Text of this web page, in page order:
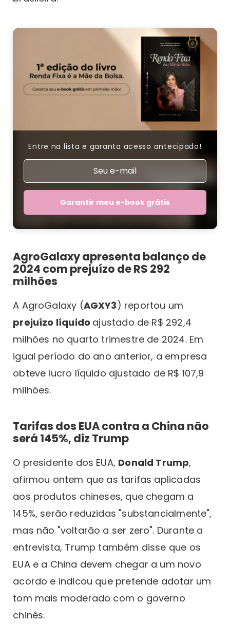
Entre na lista e garanta acesso antecipado!
Garantir meu e-book grátis
AgroGalaxy apresenta balanço de
2024 com prejuízo de R$ 292
milhões
A AgroGalaxy (AGXY3) reportou um
prejuízo líquido ajustado de R$ 292,4
milhões no quarto trimestre de 2024. Em
igual período do ano anterior, a empresa
obteve lucro líquido ajustado de R$ 107,9
milhões.
Tarifas dos EUA contra a China não
será 145%, diz Trump
O presidente dos EUA, Donald Trump,
afirmou ontem que as tarifas aplicadas
aos produtos chineses, que chegam a
145%, serão reduzidas "substancialmente",
mas não "voltarão a ser zero". Durante a
entrevista, Trump também disse que os
EUA e a China devem chegar a um novo
acordo e indicou que pretende adotar um
tom mais moderado com o governo
chinês.